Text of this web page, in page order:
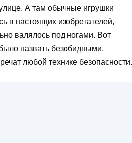
А там обычные игрушки
в настоящих изобретателей,
валялось под ногами. Вот
назвать безобидными.
любой технике безопасности.